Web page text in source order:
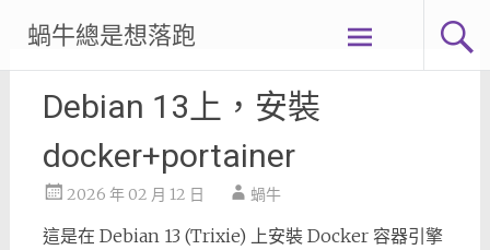
content
蝸牛總是想落跑
Debian 13上，安裝
docker+portainer
2026 年 02 月 12 日 蝸牛
這是在 Debian 13 (Trixie) 上安裝 Docker 容器引擎